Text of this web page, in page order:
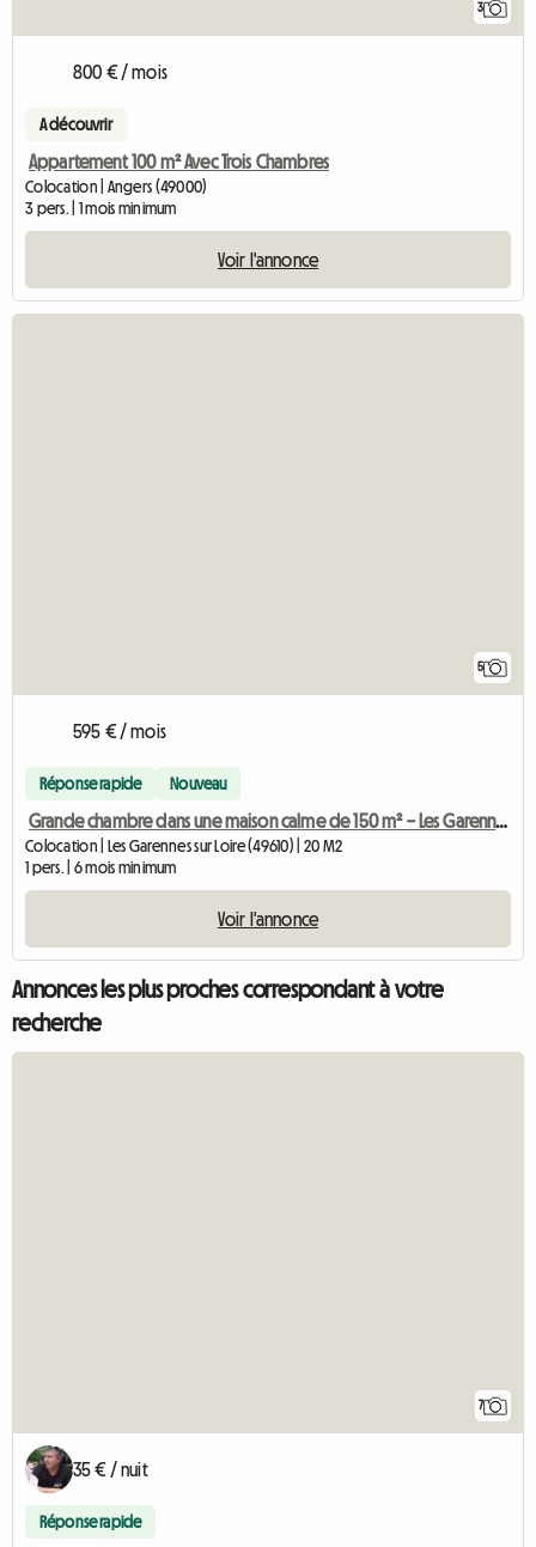
3
800 € / mois
A découvrir
Appartement 100 m² Avec Trois Chambres
Colocation | Angers (49000)
3 pers. | 1 mois minimum
Voir l'annonce
5
595 € / mois
Réponse rapide Nouveau
Grande chambre dans une maison calme de 150 m² – Les Garennes
Colocation | Les Garennes sur Loire (49610) | 20 M2
1 pers. | 6 mois minimum
Voir l'annonce
Annonces les plus proches correspondant à votre
recherche
7
35 € / nuit
Réponse rapide